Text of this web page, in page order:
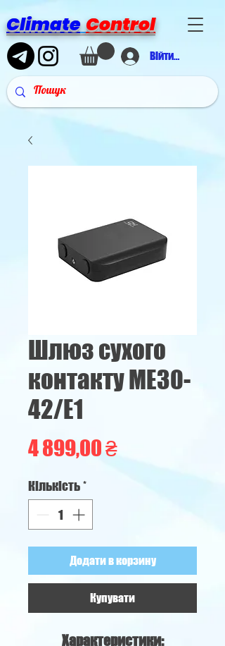
Climate Control
Війти в аккаунт
Шлюз сухого
контакту ME30-
42/E1
4 899,00 ₴Ціна
Кількість*
Додати в корзину
Купувати
Характеристики: